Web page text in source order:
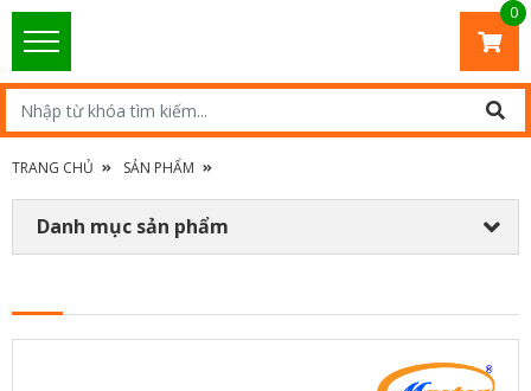
0
TRANG CHỦ SẢN PHẨM
Danh mục sản phẩm